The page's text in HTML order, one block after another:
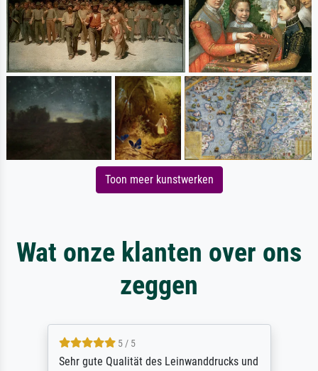
Toon meer kunstwerken
Wat onze klanten over ons
zeggen
5 / 5
Sehr gute Qualität des Leinwanddrucks und